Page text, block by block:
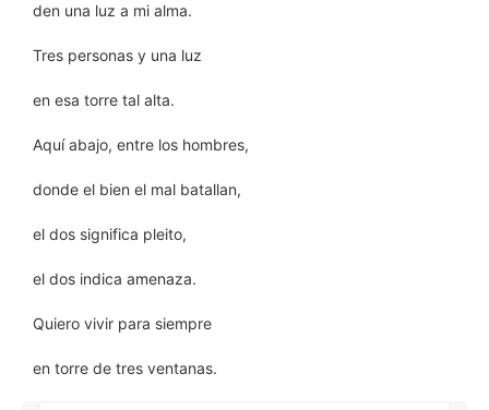
den una luz a mi alma.
Tres personas y una luz
en esa torre tal alta.
Aquí abajo, entre los hombres,
donde el bien el mal batallan,
el dos significa pleito,
el dos indica amenaza.
Quiero vivir para siempre
en torre de tres ventanas.